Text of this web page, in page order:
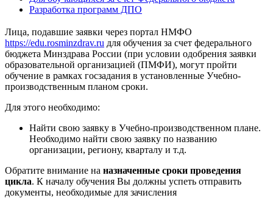
Разработка программ ДПО
Лица, подавшие заявки через портал НМФО
https://edu.rosminzdrav.ru для обучения за счет федерального
бюджета Минздрава России (при условии одобрения заявки
образовательной организацией (ПМФИ), могут пройти
обучение в рамках госзадания в установленные Учебно-
производственным планом сроки.
Для этого необходимо:
Найти свою заявку в Учебно-производственном плане.
Необходимо найти свою заявку по названию
организации, региону, кварталу и т.д.
Обратите внимание на назначенные сроки проведения
цикла. К началу обучения Вы должны успеть отправить
документы, необходимые для зачисления